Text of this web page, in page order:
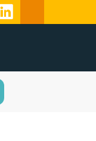
youtube